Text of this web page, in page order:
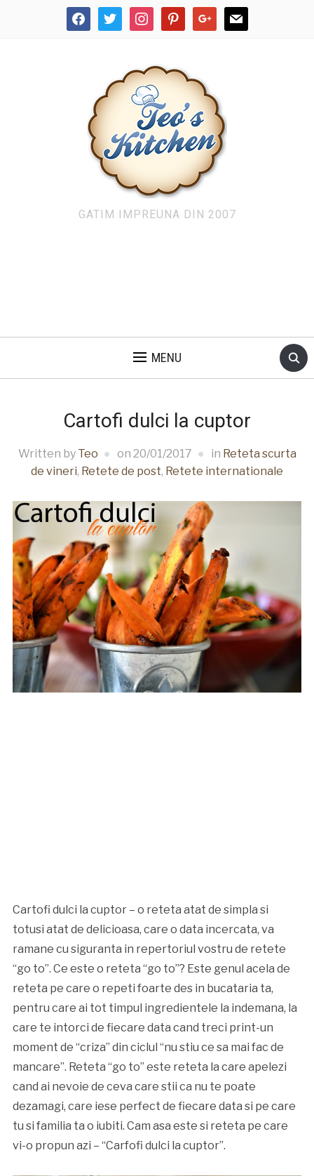
facebooktwitter instagrampinterestgoogle mail
GATIM IMPREUNA DIN 2007
MENU
Cartofi dulci la cuptor
Written by Teo on 20/01/2017 in Reteta scurta
de vineri, Retete de post, Retete internationale
Cartofi dulci la cuptor – o reteta atat de simpla si
totusi atat de delicioasa, care o data incercata, va
ramane cu siguranta in repertoriul vostru de retete
“go to”. Ce este o reteta “go to”? Este genul acela de
reteta pe care o repeti foarte des in bucataria ta,
pentru care ai tot timpul ingredientele la indemana, la
care te intorci de fiecare data cand treci print-un
moment de “criza” din ciclul “nu stiu ce sa mai fac de
mancare”. Reteta “go to” este reteta la care apelezi
cand ai nevoie de ceva care stii ca nu te poate
dezamagi, care iese perfect de fiecare data si pe care
tu si familia ta o iubiti. Cam asa este si reteta pe care
vi-o propun azi – “Carfofi dulci la cuptor”.